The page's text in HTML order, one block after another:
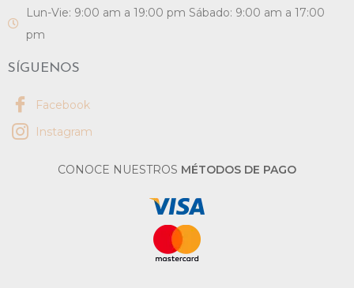
Lun-Vie: 9:00 am a 19:00 pm Sábado: 9:00 am a 17:00
pm
SÍGUENOS
Facebook
Instagram
CONOCE NUESTROS MÉTODOS DE PAGO